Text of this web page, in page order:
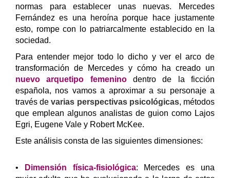
normas para establecer unas nuevas. Mercedes
Fernández es una heroína porque hace justamente
esto, rompe con lo patriarcalmente establecido en la
sociedad.
Para entender mejor todo lo dicho y ver el arco de
transformación de Mercedes y cómo ha creado un
nuevo arquetipo femeninodentro de la ficción
española, nos vamos a aproximar a su personaje a
través devarias perspectivas psicológicas, métodos
que emplean algunos analistas de guion como Lajos
Egri, Eugene Vale y Robert McKee.
Este análisis consta de las siguientes dimensiones:
• Dimensión física-fisiológica: Mercedes es una